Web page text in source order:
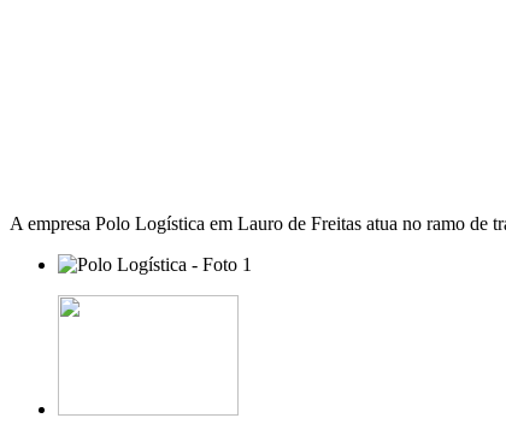
A empresa Polo Logística em Lauro de Freitas atua no ramo de